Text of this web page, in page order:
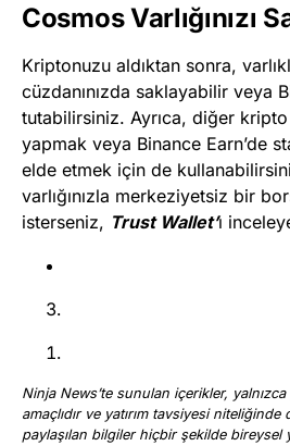
Cosmos Varlığınızı
Kriptonuzu aldıktan sonra,
cüzdanınızda saklayabilir veya
tutabilirsiniz. Ayrıca, diğer
yapmak veya Binance Earn’de
elde etmek için de
varlığınızla merkeziyetsiz bir
isterseniz, Trust Wallet’ı
Ninja News’te sunulan içerikler,
amaçlıdır ve yatırım tavsiyesi
paylaşılan bilgiler hiçbir şekilde bireysel